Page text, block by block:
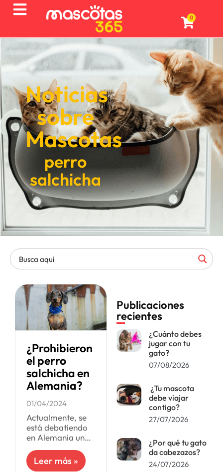
0
Noticias
sobre
Mascotas
perro
salchicha
¿Prohibieron
el perro
salchicha en
Alemania?
01/04/2024
Actualmente, se
está debatiendo
en Alemania una
afectar una de las
razas más
Leer más »
Publicaciones
recientes
¿Cuánto debes
jugar con tu
gato?
07/08/2026
¿Tu mascota
debe viajar
contigo?
27/07/2026
¿Por qué tu gato
da cabezazos?
24/07/2026